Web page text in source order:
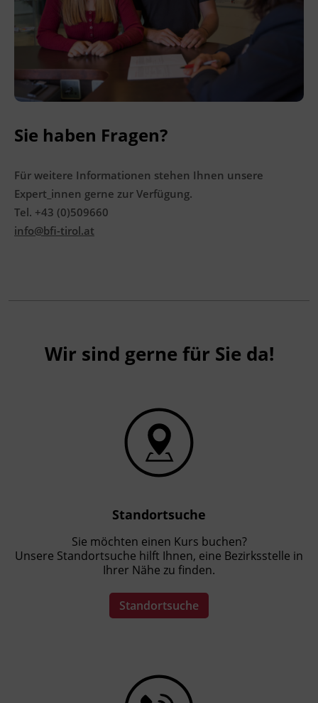
Ingenieurzertifizierung
BFI Reutte
BFI Schwaz
Sie haben Fragen?
Für weitere Informationen stehen Ihnen unsere
Expert_innen gerne zur Verfügung.
Tel. +43 (0)509660
info@bfi-tirol.at
Wir sind gerne für Sie da!
Standortsuche
Sie möchten einen Kurs buchen?
Unsere Standortsuche hilft Ihnen, eine Bezirksstelle in
Ihrer Nähe zu finden.
Standortsuche